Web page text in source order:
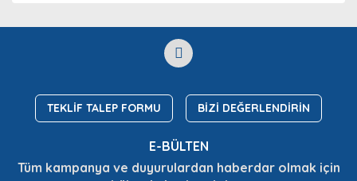
Yorum Yaz
Soru Sor
formunu kullanarak tarafımıza iletebilirsiniz.
Görüş ve önerileriniz için teşekkür ederiz.
Ürün açıklamasında eksik bilgiler bulunuyor.
Ürün fiyatı diğer sitelerden daha pahalı.
Bu ürüne benzer farklı alternatifler olmalı.
TEKLİF TALEP FORMU BİZİ DEĞERLENDİRİN
E-BÜLTEN
Tüm kampanya ve duyurulardan haberdar olmak için